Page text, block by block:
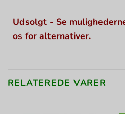
Udsolgt - Se
os for alternativer.
RELATEREDE VARER